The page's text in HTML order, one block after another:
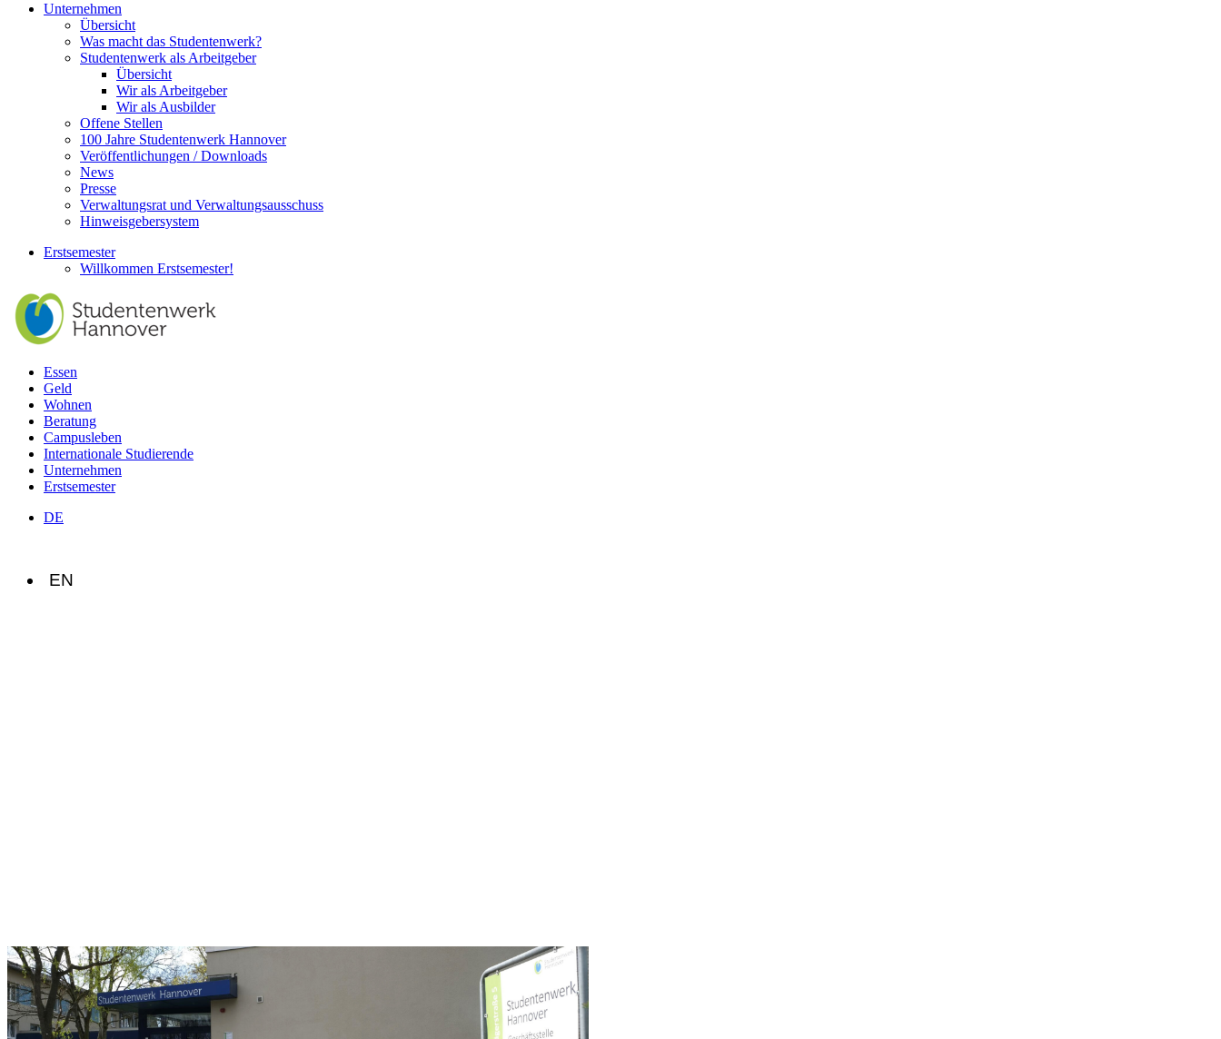
Unternehmen
Übersicht
Was macht das Studentenwerk?
Studentenwerk als Arbeitgeber
Übersicht
Wir als Arbeitgeber
Wir als Ausbilder
Offene Stellen
100 Jahre Studentenwerk Hannover
Veröffentlichungen / Downloads
News
Presse
Verwaltungsrat und Verwaltungsausschuss
Hinweisgebersystem
Erstsemester
Willkommen Erstsemester!
Essen
Geld
Wohnen
Beratung
Campusleben
Internationale Studierende
Unternehmen
Erstsemester
DE
EN